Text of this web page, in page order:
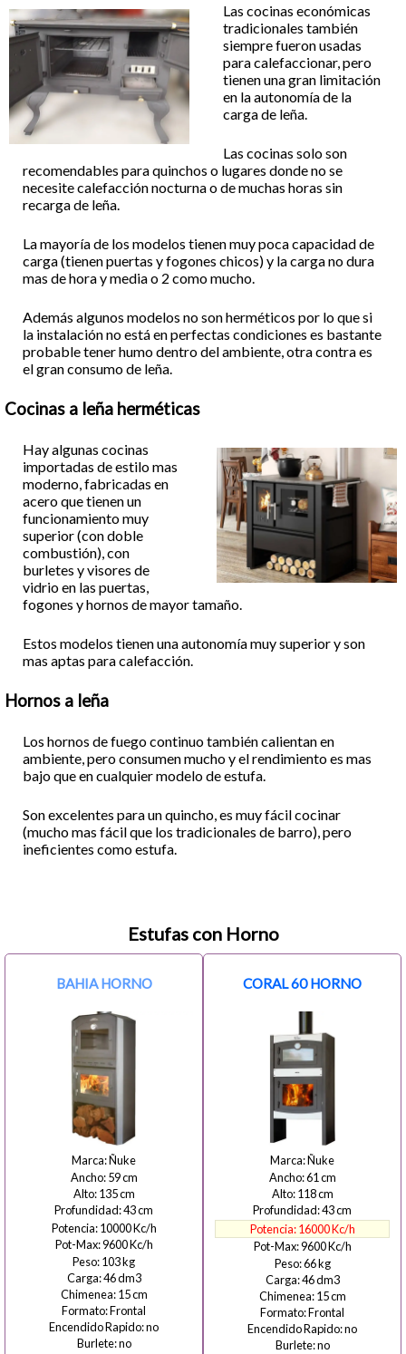
Las cocinas económicas
tradicionales también
siempre fueron usadas
para calefaccionar, pero
tienen una gran limitación
en la autonomía de la
carga de leña.
Las cocinas solo son
recomendables para quinchos o lugares donde no se
necesite calefacción nocturna o de muchas horas sin
recarga de leña.
La mayoría de los modelos tienen muy poca capacidad de
carga (tienen puertas y fogones chicos) y la carga no dura
mas de hora y media o 2 como mucho.
Además algunos modelos no son herméticos por lo que si
la instalación no está en perfectas condiciones es bastante
probable tener humo dentro del ambiente, otra contra es
el gran consumo de leña.
Cocinas a leña herméticas
Hay algunas cocinas
importadas de estilo mas
moderno, fabricadas en
acero que tienen un
funcionamiento muy
superior (con doble
combustión), con
burletes y visores de
vidrio en las puertas,
fogones y hornos de mayor tamaño.
Estos modelos tienen una autonomía muy superior y son
mas aptas para calefacción.
Hornos a leña
Los hornos de fuego continuo también calientan en
ambiente, pero consumen mucho y el rendimiento es mas
bajo que en cualquier modelo de estufa.
Son excelentes para un quincho, es muy fácil cocinar
(mucho mas fácil que los tradicionales de barro), pero
ineficientes como estufa.
Estufas con Horno
BAHIA HORNO
Ñuke
59
135
43
10000
9600
103
46
15
Frontal
no
no
CORAL 60 HORNO
Ñuke
61
118
43
16000
9600
66
46
15
Frontal
no
no